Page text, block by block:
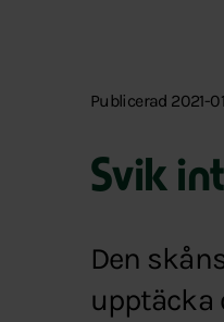
Publicerad 2021-
Svik
Den
upptäcka